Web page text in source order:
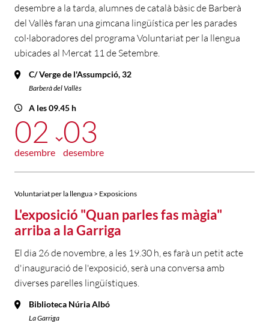
desembre a la tarda, alumnes de català bàsic de Barberà
del Vallès faran una gimcana lingüística per les parades
col·laboradores del programa Voluntariat per la llengua
ubicades al Mercat 11 de Setembre.
C/ Verge de l'Assumpció, 32
Barberà del Vallès
A les 09.45 h
02
desembre
03
desembre
Voluntariat per la llengua > Exposicions
L'exposició "Quan parles fas màgia"
arriba a la Garriga
El dia 26 de novembre, a les 19.30 h, es farà un petit acte
d'inauguració de l'exposició, serà una conversa amb
diverses parelles lingüístiques.
Biblioteca Núria Albó
La Garriga